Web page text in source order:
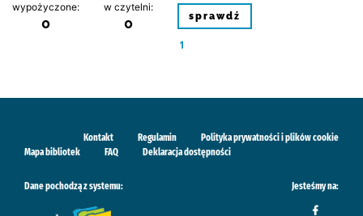
wypożyczone:
0
w czytelni:
0 sprawdź
1
Kontakt Regulamin
Polityka prywatności i plików cookie
Mapa bibliotek
FAQ Deklaracja dostępności
Dane pochodzą z systemu: Jesteśmy na: